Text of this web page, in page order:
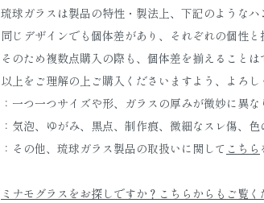
琉球ガラスは製品の特性・製法上、下記のようなハ
同じデザインでも個体差があり、それぞれの個性と
そのため複数点購入の際も、個体差を揃えることは
以上をご理解の上ご購入くださいますよう、よろし
：一つ一つサイズや形、ガラスの厚みが微妙に異な
：気泡、ゆがみ、黒点、制作痕、微細なスレ傷、色
：その他、琉球ガラス製品の取扱いに関して こちら
ミナモグラスをお探しですか？こちらからもご覧く